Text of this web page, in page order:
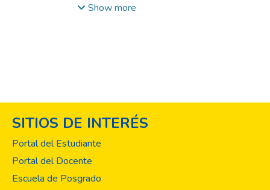
Investigación y en Investigación de Cátedra,
relaciones internacionales con rigor
académico y compromiso social. A lo largo
abordan temas contemporáneos y
relevantes, que generan aportes
Show more
SITIOS DE INTERÉS
Portal del Estudiante
Portal del Docente
Escuela de Posgrado